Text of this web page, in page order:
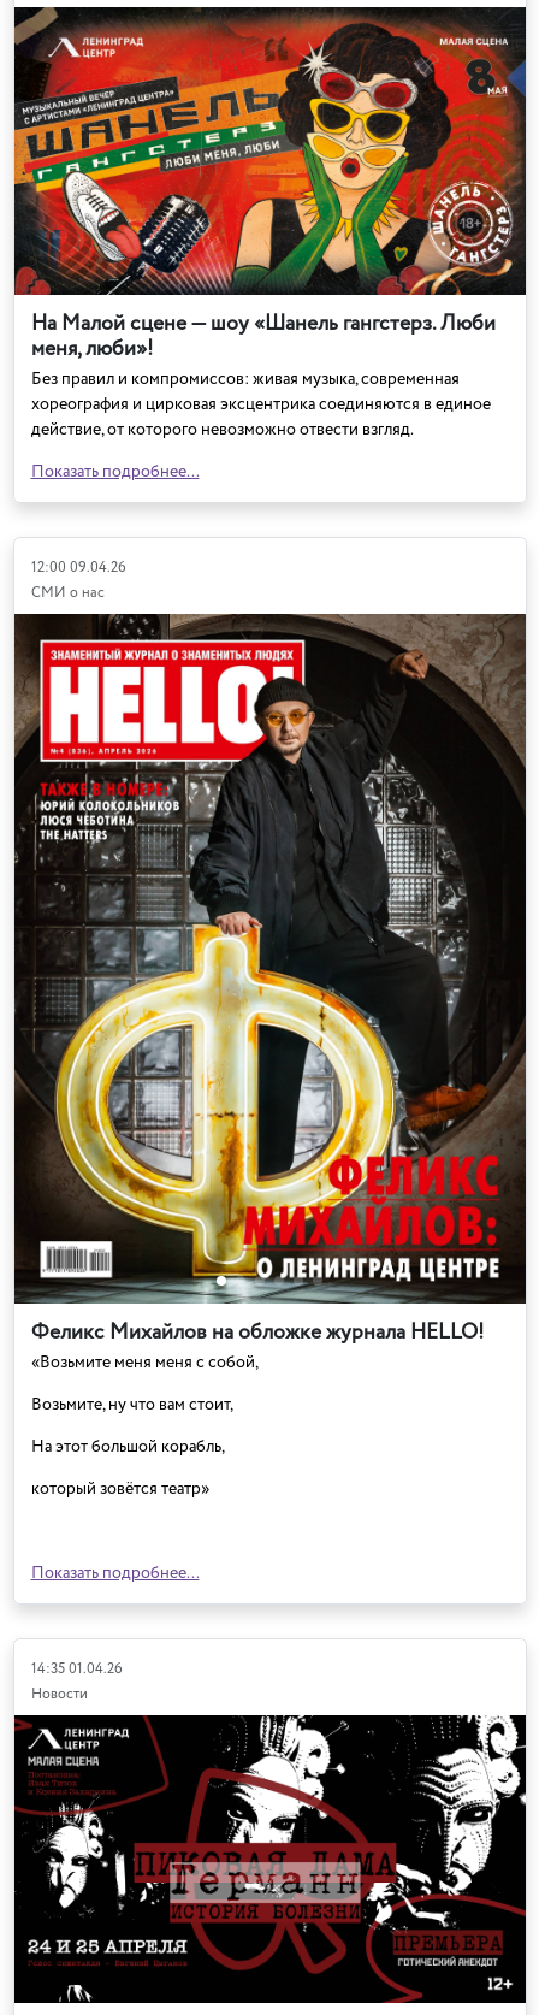
На Малой сцене — шоу «Шанель гангстерз. Люби
меня, люби»!
Без правил и компромиссов: живая музыка, современная
хореография и цирковая эксцентрика соединяются в единое
действие, от которого невозможно отвести взгляд.
Показать подробнее...
12:00 09.04.26
СМИ о нас
Феликс Михайлов на обложке журнала HELLO!
«Возьмите меня меня с собой,
Возьмите, ну что вам стоит,
На этот большой корабль,
который зовётся театр»
Показать подробнее...
14:35 01.04.26
Новости